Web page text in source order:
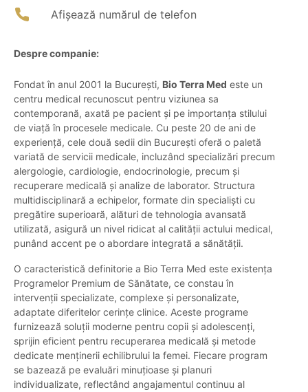
Afișează numărul de telefon
Despre companie:
Fondat în anul 2001 la București, Bio Terra Med este un
centru medical recunoscut pentru viziunea sa
contemporană, axată pe pacient și pe importanța stilului
de viață în procesele medicale. Cu peste 20 de ani de
experiență, cele două sedii din București oferă o paletă
variată de servicii medicale, incluzând specializări precum
alergologie, cardiologie, endocrinologie, precum și
recuperare medicală și analize de laborator. Structura
multidisciplinară a echipelor, formate din specialiști cu
pregătire superioară, alături de tehnologia avansată
utilizată, asigură un nivel ridicat al calității actului medical,
punând accent pe o abordare integrată a sănătății.
O caracteristică definitorie a Bio Terra Med este existența
Programelor Premium de Sănătate, ce constau în
intervenții specializate, complexe și personalizate,
adaptate diferitelor cerințe clinice. Aceste programe
furnizează soluții moderne pentru copii și adolescenți,
sprijin eficient pentru recuperarea medicală și metode
dedicate menținerii echilibrului la femei. Fiecare program
se bazează pe evaluări minuțioase și planuri
individualizate, reflectând angajamentul continuu al